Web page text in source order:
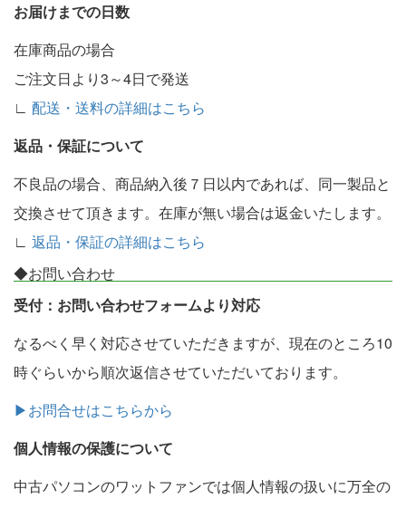
お届けまでの日数
在庫商品の場合
ご注文日より3～4日で発送
∟ 配送・送料の詳細はこちら
返品・保証について
不良品の場合、商品納入後７日以内であれば、同一製品と
交換させて頂きます。在庫が無い場合は返金いたします。
∟ 返品・保証の詳細はこちら
◆お問い合わせ
受付：お問い合わせフォームより対応
なるべく早く対応させていただきますが、現在のところ10
時ぐらいから順次返信させていただいております。
▶お問合せはこちらから
個人情報の保護について
中古パソコンのワットファンでは個人情報の扱いに万全の